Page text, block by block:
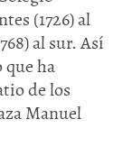
(1726) al
al sur. Así
ha
de los
Manuel